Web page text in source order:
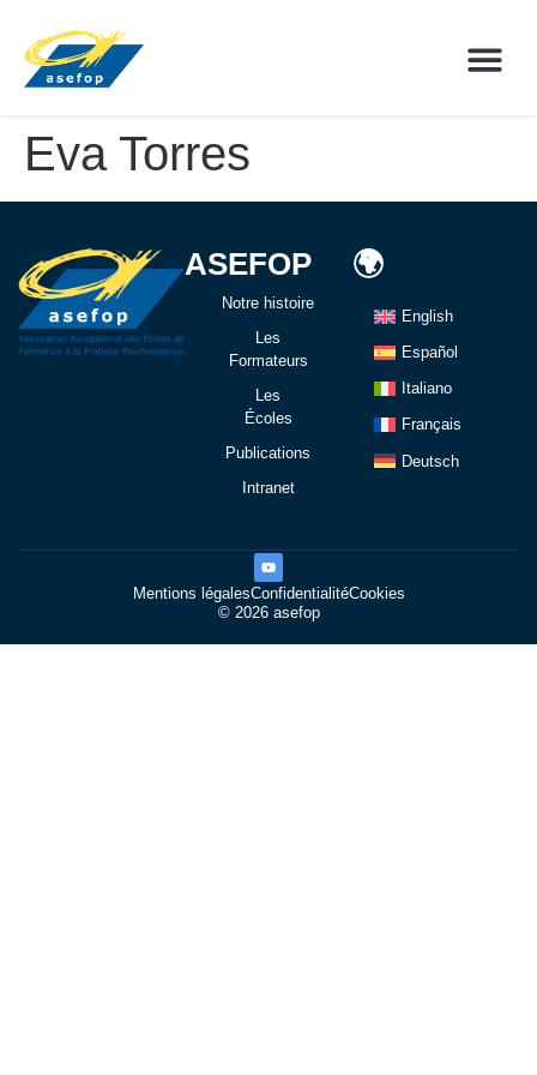
Eva Torres
ASEFOP
Notre histoire
Les
Formateurs
Les
Écoles
Publications
Intranet
🌍
English
Español
Italiano
Français
Deutsch
© 2026 asefop
Mentions légalesConfidentialitéCookies